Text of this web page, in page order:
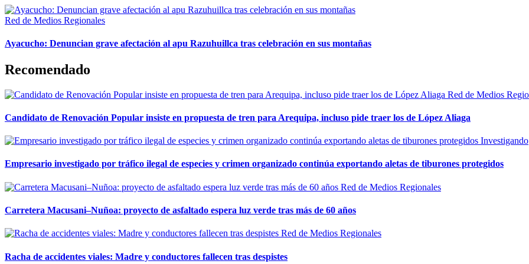
Red de Medios Regionales
Ayacucho: Denuncian grave afectación al apu Razuhuillca tras celebración en sus montañas
Recomendado
Red de Medios
Candidato de Renovación Popular insiste en propuesta de tren para Arequipa, incluso pide traer los de López Aliaga
Investigando
Empresario investigado por tráfico ilegal de especies y crimen organizado continúa exportando aletas de tiburones protegidos
Red de Medios Regionales
Carretera Macusani–Nuñoa: proyecto de asfaltado espera luz verde tras más de 60 años
Red de Medios Regionales
Racha de accidentes viales: Madre y conductores fallecen tras despistes